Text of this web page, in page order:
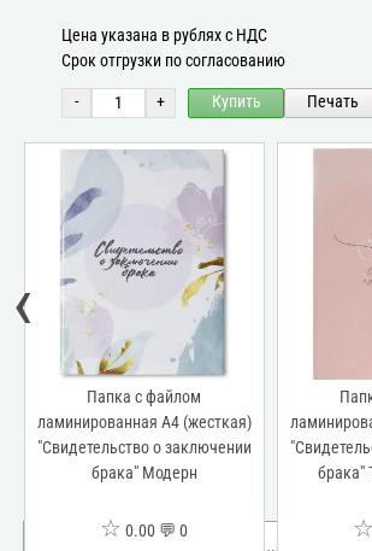
Цена указана в рублях с НДС
Срок отгрузки по согласованию
- + Купить Печать
Папка с файлом
ламинированная А4 (жесткая)
"Свидетельство о заключении
брака" Модерн
☆ 0.00 💬 0
брака"
☆
‹